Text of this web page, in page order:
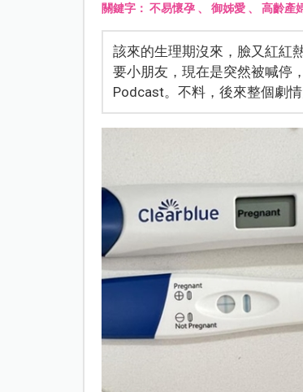
關鍵字： 不易懷孕、 御姊愛、 高齡產
該來的生理期沒來，臉又紅紅
要小朋友，現在是突然被喊停
Podcast。不料，後來整個劇情